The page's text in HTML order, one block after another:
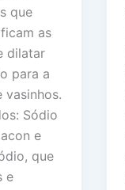
que
as
dilatar
para a
vasinhos.
Sódio
e
que
e